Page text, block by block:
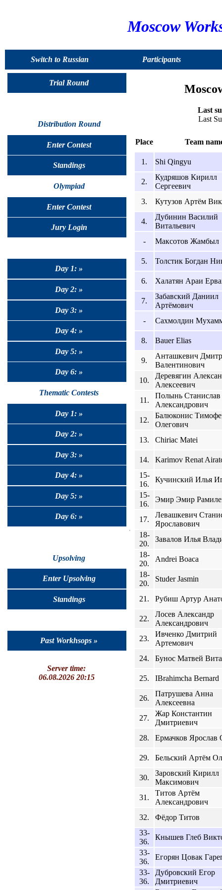
Moscow
Switch to Russian Participants
Trial Round
Distribution Round
Enter Contest
Standings
Olympiad
Enter Contest
Jury Login
Day 1: »
Day 2: »
Day 3: »
Day 4: »
Day 5: »
Day 6: »
Thematic Contests
Day 1: »
Day 2: »
Day 3: »
Day 4: »
Day 5: »
Day 6: »
Upsolving
Enter Upsolving
Standings
Past Workhsops »
Server time:
06.08.2026 20:15
Last
Last
Place Team
1. Shi Qingyu
2.
Кудряшов Кирилл
Сергеевич
3.
Кутузов Артём
4.
Дубинин Василий
Витальевич
-
Максотов Жамбыл
5. Толстик Богдан
6. Халатян Араи
7.
Забавский Даниил
Артёмович
-
Сахмолдин
8. Bauer Elias
9.
Анташкевич
Валентинович
10.
Деревягин
Алексеевич
11.
Полынь Станислав
Александрович
12.
Балюконис
Олегович
13.
Chiriac Matei
14.
Karimov Renat
15-
16.
Кучинский Илья
15-
16.
Эмир Эмир
17.
Левашкевич
Ярославович
18-
20.
Завалов Илья
18-
20.
Andrei Boaca
18-
20.
Studer Jasmin
21. Рубиш Артур
22.
Лосев Александр
Александрович
23.
Ивченко Дмитрий
Артемович
24.
Бунос Матвей
25. IBrahimcha Bernard
26.
Патрушева Анна
Алексеевна
27.
Жар Константин
Дмитриевич
28.
Ермачков Ярослав
29. Бельский Артём
30.
Заровский Кирилл
Максимович
31.
Титов Артём
Александрович
32.
Фёдор Титов
33-
36.
Кнышев Глеб
33-
36.
Егорян Цовак
33-
36.
Дубровский Егор
Дмитриевич